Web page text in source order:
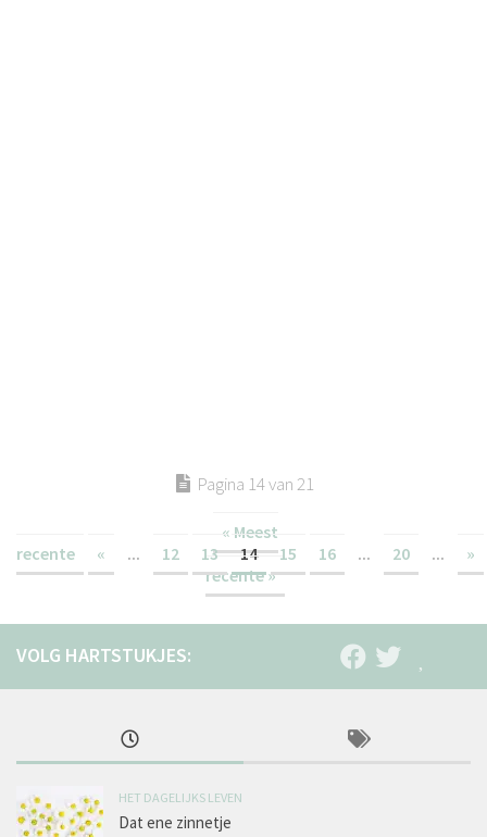
Pagina 14 van 21
« Meest
recente
« ... 12 13 14 15 16 ... 20 ...
»
recente »
HET DAGELIJKS LEVEN
Dat ene zinnetje